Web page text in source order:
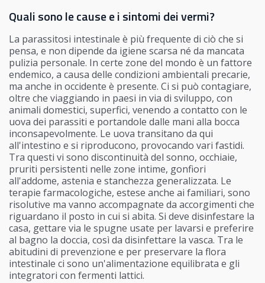
Quali sono le cause e i sintomi dei vermi?
La parassitosi intestinale è più frequente di ciò che si
pensa, e non dipende da igiene scarsa né da mancata
pulizia personale. In certe zone del mondo è un fattore
endemico, a causa delle condizioni ambientali precarie,
ma anche in occidente è presente. Ci si può contagiare,
oltre che viaggiando in paesi in via di sviluppo, con
animali domestici, superfici, venendo a contatto con le
uova dei parassiti e portandole dalle mani alla bocca
inconsapevolmente. Le uova transitano da qui
all'intestino e si riproducono, provocando vari fastidi.
Tra questi vi sono discontinuità del sonno, occhiaie,
pruriti persistenti nelle zone intime, gonfiori
all'addome, astenia e stanchezza generalizzata. Le
terapie farmacologiche, estese anche ai familiari, sono
risolutive ma vanno accompagnate da accorgimenti che
riguardano il posto in cui si abita. Si deve disinfestare la
casa, gettare via le spugne usate per lavarsi e preferire
al bagno la doccia, così da disinfettare la vasca. Tra le
abitudini di prevenzione e per preservare la flora
intestinale ci sono un'alimentazione equilibrata e gli
integratori con fermenti lattici.